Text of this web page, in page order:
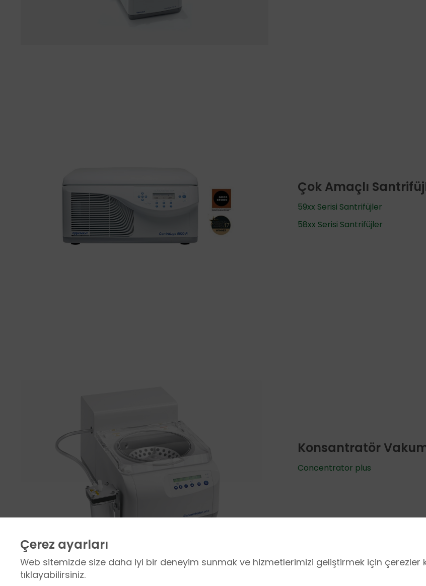
Çok Amaçlı
59xx Serisi Santrifüjler
58xx Serisi Santrifüjler
Konsantratör
Concentrator plus
Çerez ayarları
Web sitemizde size daha iyi bir deneyim sunmak ve hizmetlerimizi geliştirmek için çerezler
tıklayabilirsiniz.